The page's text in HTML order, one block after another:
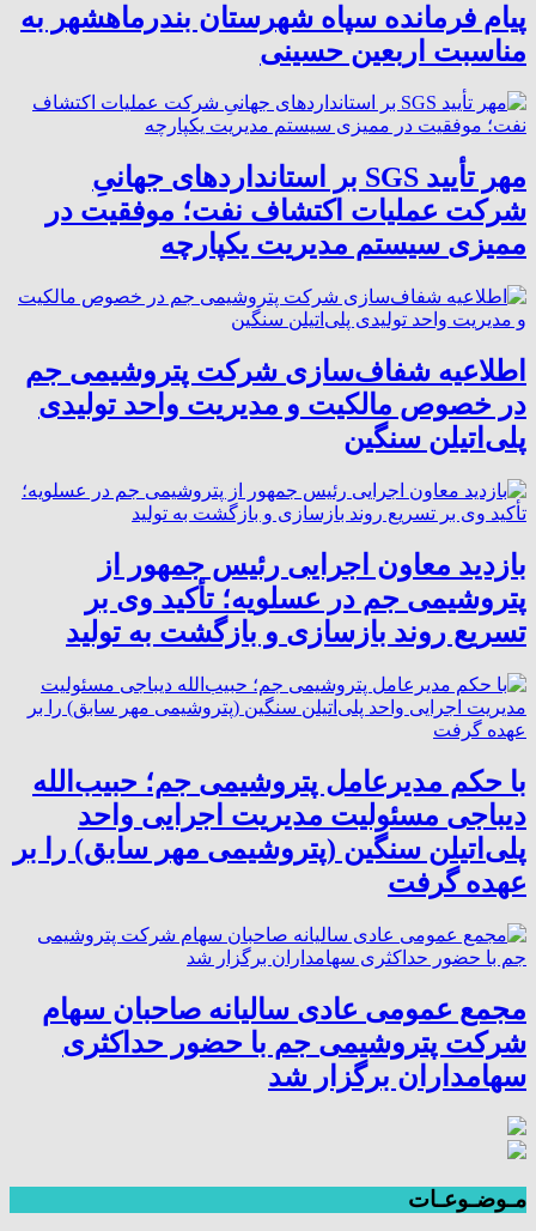
پیام فرمانده سپاه شهرستان بندرماهشهر به
مناسبت اربعین حسینی
مهر تأیید SGS بر استانداردهای جهانیِ
شرکت عملیات اکتشاف نفت؛ موفقیت در
ممیزی سیستم مدیریت یکپارچه
اطلاعیه شفاف‌سازی شرکت پتروشیمی جم
در خصوص مالکیت و مدیریت واحد تولیدی
پلی‌اتیلن سنگین
بازدید معاون اجرایی رئیس جمهور از
پتروشیمی جم در عسلویه؛ تأکید وی بر
تسریع روند بازسازی و بازگشت به تولید
با حکم مدیرعامل پتروشیمی جم؛ حبیب‌الله
دیباجی مسئولیت مدیریت اجرایی واحد
پلی‌اتیلن سنگین (پتروشیمی مهر سابق) را بر
عهده گرفت
مجمع عمومی عادی سالیانه صاحبان سهام
شرکت پتروشیمی جم با حضور حداکثری
سهامداران برگزار شد
مـوضـوعـات